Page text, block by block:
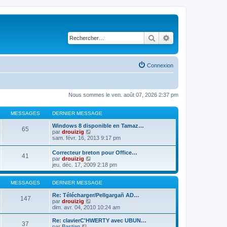
Rechercher
Connexion
Nous sommes le ven. août 07, 2026 2:37 pm
MESSAGES DERNIER MESSAGE
65
Windows 8 disponible en Tamaz…
par drouizig
o
u
l
t
e
r
l
d
e
r
n
i
sam. févr. 16, 2013 9:17 pm
41
Correcteur breton pour Office…
par drouizig
o
n
s
u
l
t
r
l
e
jeu. déc. 17, 2009 2:18 pm
MESSAGES DERNIER MESSAGE
147
Re: Télécharger/Pellgargañ AD…
par drouizig
o
n
s
dim. avr. 04, 2010 10:24 am
37
Re: clavierC'HWERTY avec UBUN…